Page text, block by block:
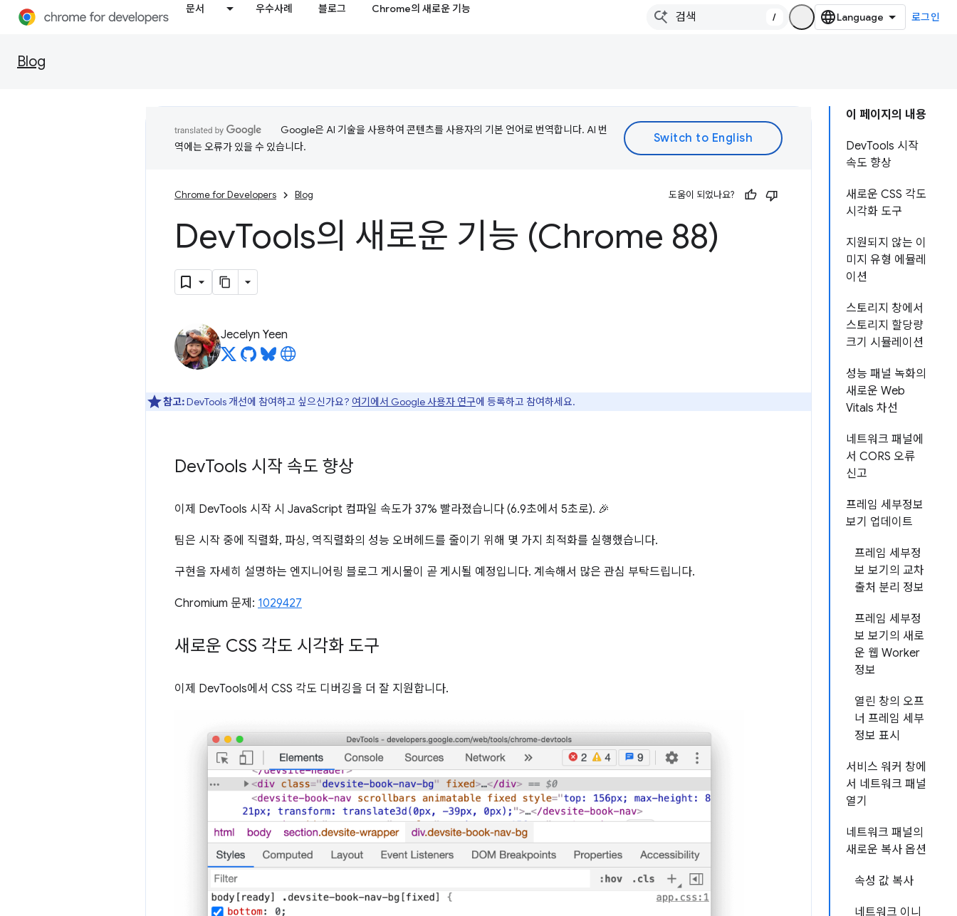
문서 우수사례 블로그 Chrome의 새로운 기능
/ 로그인
Blog
이 페이지의 내용
DevTools 시작
속도 향상
새로운 CSS 각도
시각화 도구
지원되지 않는 이
미지 유형 에뮬레
이션
스토리지 창에서
스토리지 할당량
크기 시뮬레이션
성능 패널 녹화의
새로운 Web
Vitals 차선
네트워크 패널에
서 CORS 오류
신고
프레임 세부정보
보기 업데이트
프레임 세부정
보 보기의 교차
출처 분리 정보
프레임 세부정
보 보기의 새로
운 웹 Worker
정보
열린 창의 오프
너 프레임 세부
정보 표시
서비스 워커 창에
서 네트워크 패널
열기
네트워크 패널의
새로운 복사 옵션
속성 값 복사
네트워크 이니
Google은 AI 기술을 사용하여 콘텐츠를 사용자의 기본 언어로 번역합니다. AI 번
역에는 오류가 있을 수 있습니다.
Chrome for Developers Blog 도움이 되었나요?
DevTools의 새로운 기능 (Chrome 88)
Jecelyn Yeen
참고:DevTools 개선에 참여하고 싶으신가요? 여기에서 Google 사용자 연구에 등록하고 참여하세요.
DevTools 시작 속도 향상
이제 DevTools 시작 시 JavaScript 컴파일 속도가 37% 빨라졌습니다 (6.9초에서 5초로). 🎉
팀은 시작 중에 직렬화, 파싱, 역직렬화의 성능 오버헤드를 줄이기 위해 몇 가지 최적화를 실행했습니다.
구현을 자세히 설명하는 엔지니어링 블로그 게시물이 곧 게시될 예정입니다. 계속해서 많은 관심 부탁드립니다.
Chromium 문제: 1029427
새로운 CSS 각도 시각화 도구
이제 DevTools에서 CSS 각도 디버깅을 더 잘 지원합니다.